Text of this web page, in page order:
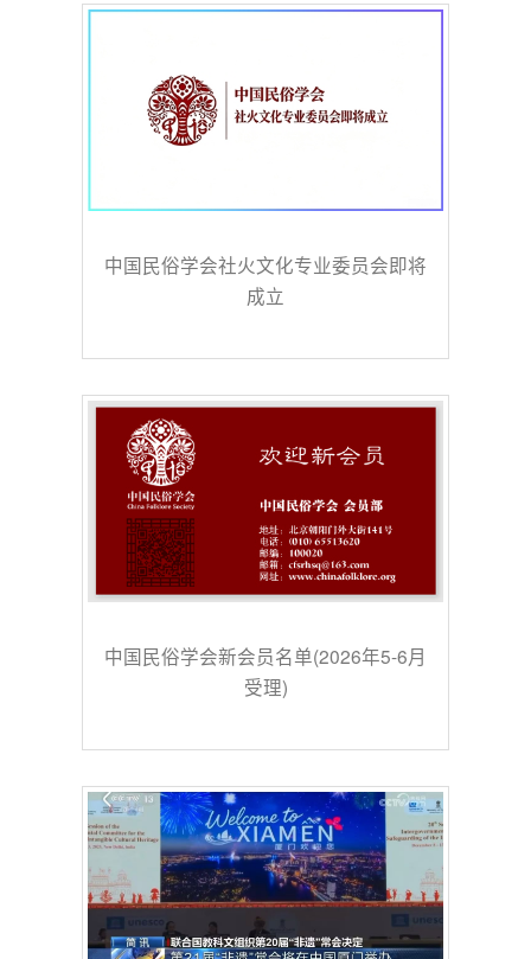
中国民俗学会社火文化专业委员会即将
成立
中国民俗学会新会员名单(2026年5-6月
受理)